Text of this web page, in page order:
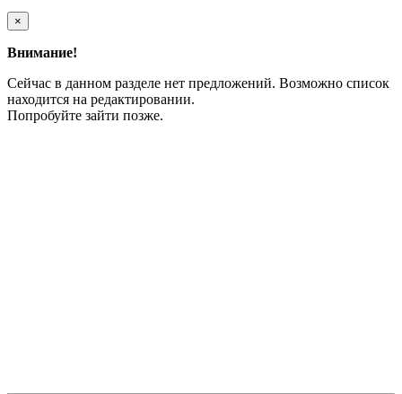
×
Внимание!
Сейчас в данном разделе нет предложений. Возможно список
находится на редактировании.
Попробуйте зайти позже.